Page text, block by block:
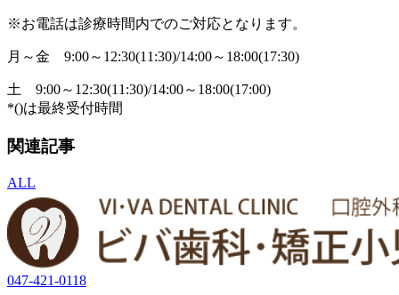
※お電話は診療時間内でのご対応となります。
月～金 9:00～12:30(11:30)/14:00～18:00(17:30)
土 9:00～12:30(11:30)/14:00～18:00(17:00)
*()は最終受付時間
関連記事
ALL
047-421-0118